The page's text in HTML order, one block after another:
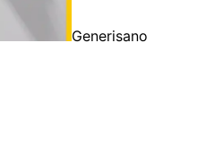
Generisano